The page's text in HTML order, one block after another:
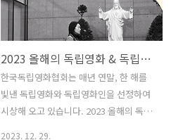
2023 올해의 독립영화 & 독립영화인
한국독립영화협회는 매년 연말, 한 해를
빛낸 독립영화와 독립영화인을 선정하여
시상해 오고 있습니다. 2023 올해의 독립
2023. 12. 29.